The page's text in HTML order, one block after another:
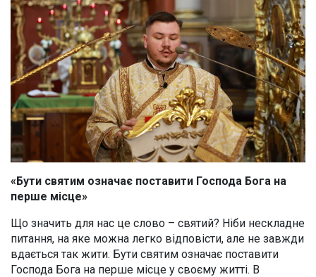
«Бути святим означає поставити Господа Бога на
перше місце»
Що значить для нас це слово – святий? Ніби нескладне
питання, на яке можна легко відповісти, але не завжди
вдається так жити. Бути святим означає поставити
Господа Бога на перше місце у своєму житті. В